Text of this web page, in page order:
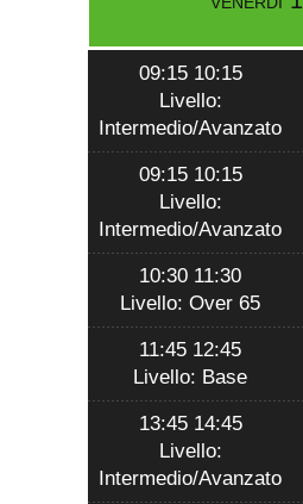
09:15 10:15
Livello:
Intermedio/Avanzato
09:15 10:15
Livello:
Intermedio/Avanzato
10:30 11:30
Livello: Over 65
11:45 12:45
Livello: Base
13:45 14:45
Livello:
Intermedio/Avanzato